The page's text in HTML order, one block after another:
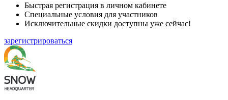
Быстрая регистрация в личном кабинете
Специальные условия для участников
Исключительные скидки доступны уже сейчас!
зарегистрироваться